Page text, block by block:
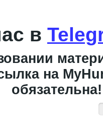
в
на
обязательна!